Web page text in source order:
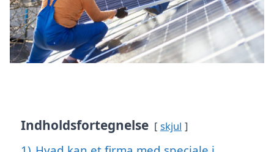
Indholdsfortegnelse skjul